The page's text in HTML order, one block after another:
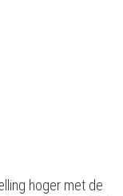
hoger met de